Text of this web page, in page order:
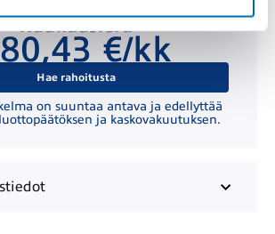
Kuukausierä
€/kk
Hae rahoitusta
on suuntaa antava ja edellyttää
ja kaskovakuutuksen.